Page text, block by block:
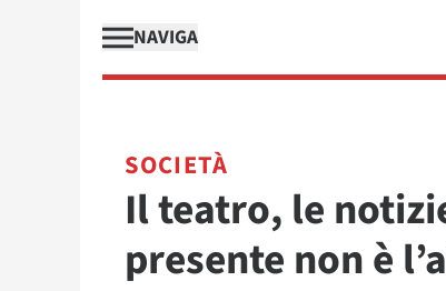
NAVIGA
SOCIETÀ
Il teatro, le
presente non è